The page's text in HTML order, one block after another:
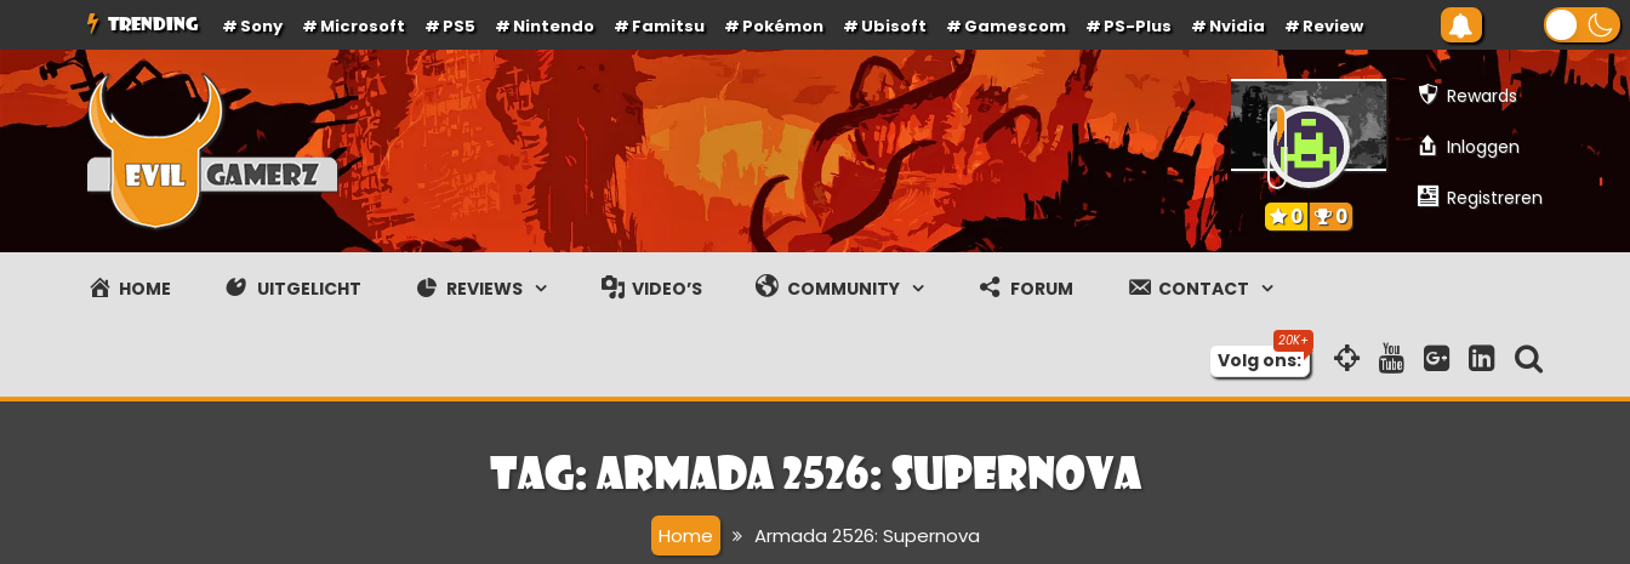
naar
de
TRENDING Sony Microsoft PS5 Nintendo Famitsu Pokémon Ubisoft Gamescom PS-Plus Nvidia Review
Evilgamerz
Het meest interessante game nieuws, reviews, coverage en gameplay streams
Rewards
Inloggen
Registreren
0 0
HOME UITGELICHT REVIEWS VIDEO’S COMMUNITY FORUM CONTACT
Volg ons:
Tag: Armada 2526: Supernova
Home Armada 2526: Supernova